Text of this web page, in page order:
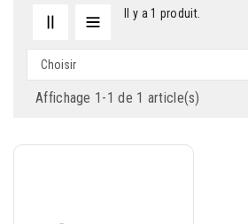
Il y a 1 produit.
Choisir
Affichage 1-1 de 1 article(s)